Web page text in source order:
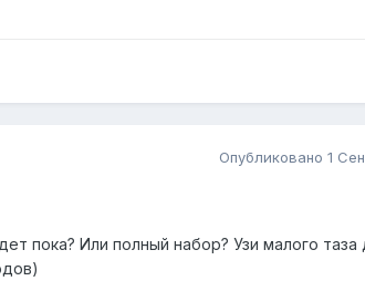
Опубликовано 1
пока? Или полный набор? Узи малого таза